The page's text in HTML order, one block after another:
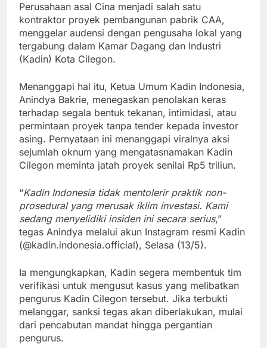
Perusahaan asal Cina menjadi salah satu
kontraktor proyek pembangunan pabrik CAA,
menggelar audensi dengan pengusaha lokal yang
tergabung dalam Kamar Dagang dan Industri
(Kadin) Kota Cilegon.
Menanggapi hal itu, Ketua Umum Kadin Indonesia,
Anindya Bakrie, menegaskan penolakan keras
terhadap segala bentuk tekanan, intimidasi, atau
permintaan proyek tanpa tender kepada investor
asing. Pernyataan ini menanggapi viralnya aksi
sejumlah oknum yang mengatasnamakan Kadin
Cilegon meminta jatah proyek senilai Rp5 triliun.
“Kadin Indonesia tidak mentolerir praktik non-
prosedural yang merusak iklim investasi. Kami
sedang menyelidiki insiden ini secara serius,”
tegas Anindya melalui akun Instagram resmi Kadin
(@kadin.indonesia.official), Selasa (13/5).
Ia mengungkapkan, Kadin segera membentuk tim
verifikasi untuk mengusut kasus yang melibatkan
pengurus Kadin Cilegon tersebut. Jika terbukti
melanggar, sanksi tegas akan diberlakukan, mulai
dari pencabutan mandat hingga pergantian
pengurus.